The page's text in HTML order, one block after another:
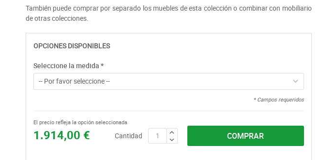
También puede comprar por separado los muebles de esta colección o combinar con mobiliario
de otras colecciones.
OPCIONES DISPONIBLES
Seleccione la medida *
-- Por favor seleccione --
* Campos requeridos
1.914,00 €
El precio refleja la opción seleccionada
Cantidad COMPRAR